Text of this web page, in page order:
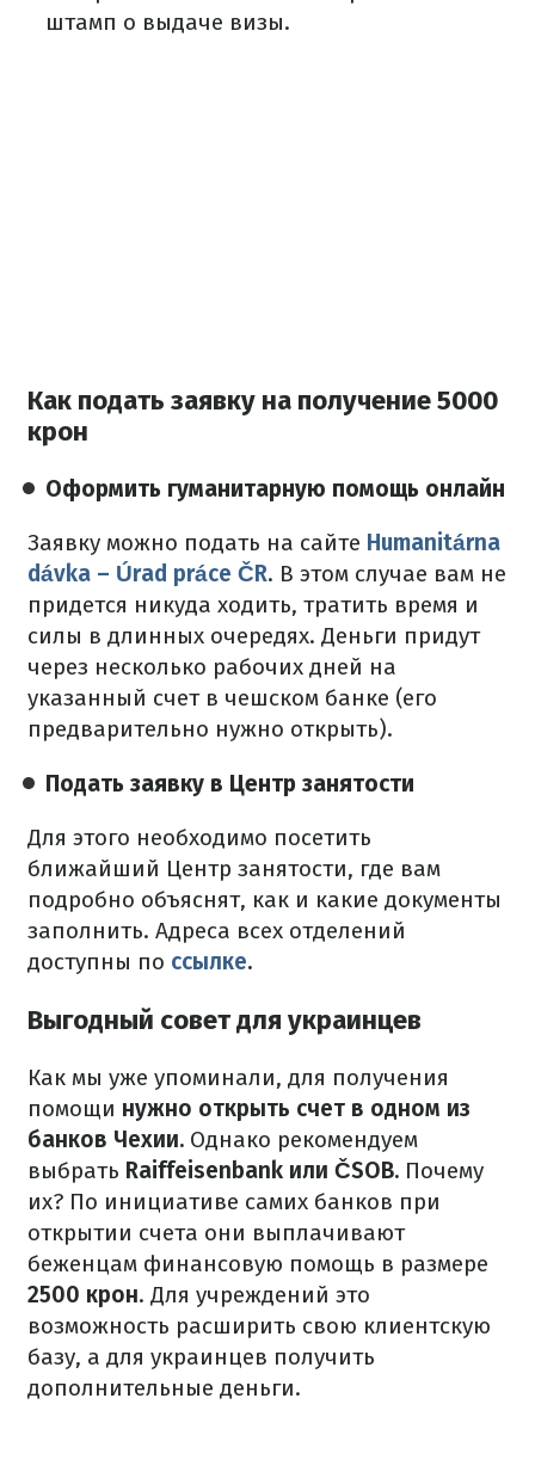
штамп о выдаче визы.
Как подать заявку на получение 5000
крон
Оформить гуманитарную помощь онлайн
Заявку можно подать на сайте Humanitárna
dávka – Úrad práce ČR. В этом случае вам не
придется никуда ходить, тратить время и
силы в длинных очередях. Деньги придут
через несколько рабочих дней на
указанный счет в чешском банке (его
предварительно нужно открыть).
Подать заявку в Центр занятости
Для этого необходимо посетить
ближайший Центр занятости, где вам
подробно объяснят, как и какие документы
заполнить. Адреса всех отделений
доступны по ссылке.
Выгодный совет для украинцев
Как мы уже упоминали, для получения
помощи нужно открыть счет в одном из
банков Чехии. Однако рекомендуем
выбрать Raiffeisenbank или ČSOB. Почему
их? По инициативе самих банков при
открытии счета они выплачивают
беженцам финансовую помощь в размере
2500 крон. Для учреждений это
возможность расширить свою клиентскую
базу, а для украинцев получить
дополнительные деньги.